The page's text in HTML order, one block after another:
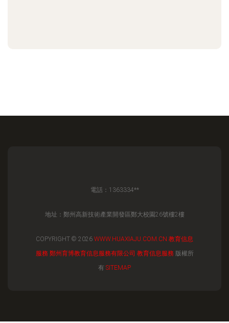
電話：1363334**
地址：鄭州高新技術產業開發區鄭大校園26號樓2樓
COPYRIGHT © 2026 WWW.HUAXIAJU.COM.CN 教育信息
服務 鄭州育博教育信息服務有限公司 教育信息服務 版權所
有 SITEMAP